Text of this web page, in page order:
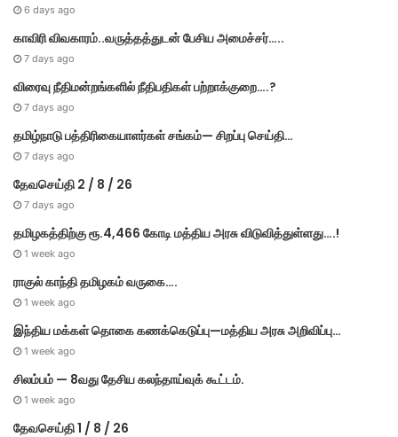
6 days ago
காவிரி விவகாரம்..வருத்தத்துடன் பேசிய அமைச்சர்…..
7 days ago
விரைவு நீதிமன்றங்களில் நீதிபதிகள் பற்றாக்குறை….?
7 days ago
தமிழ்நாடு பத்திரிகையாளர்கள் சங்கம்— சிறப்பு செய்தி…
7 days ago
தேவசெய்தி 2 / 8 / 26
7 days ago
தமிழகத்திற்கு ரூ.4,466 கோடி மத்திய அரசு விடுவித்துள்ளது….!
1 week ago
ராகுல் காந்தி தமிழகம் வருகை….
1 week ago
இந்திய மக்கள் தொகை கணக்கெடுப்பு—மத்திய அரசு அறிவிப்பு…
1 week ago
சிலம்பம் — 8வது தேசிய கலந்தாய்வுக் கூட்டம்.
1 week ago
தேவசெய்தி 1 / 8 / 26